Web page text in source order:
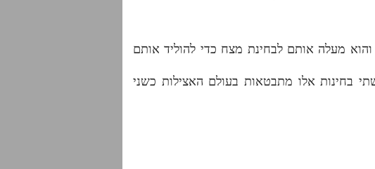
לפה דסג והוא מעלה אותם לבחינת מצח כדי להוליד אותם
בחינות אלו מתבטאות בעולם האצילות כשני